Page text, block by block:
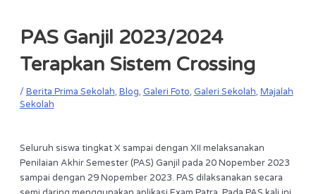
PAS Ganjil 2023/2024
Terapkan Sistem Crossing
/ Berita Prima Sekolah, Blog, Galeri Foto, Galeri Sekolah, Majalah
Sekolah
Seluruh siswa tingkat X sampai dengan XII melaksanakan
Penilaian Akhir Semester (PAS) Ganjil pada 20 Nopember 2023
sampai dengan 29 Nopember 2023. PAS dilaksanakan secara